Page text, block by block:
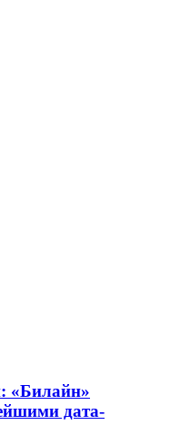
«Билайн»
дата-